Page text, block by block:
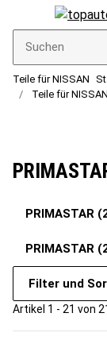
Teile für NISSAN
Teile für NISSAN
PRIMASTAR
PRIMASTAR
Filter und
Artikel 1 - 21 von